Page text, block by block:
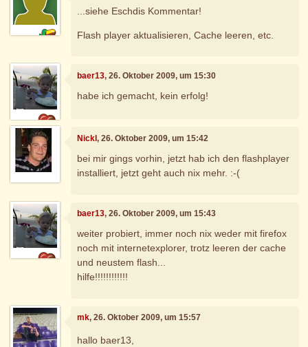
...siehe Eschdis Kommentar!
Flash player aktualisieren, Cache leeren, etc.
baer13, 26. Oktober 2009, um 15:30
habe ich gemacht, kein erfolg!
Nickl, 26. Oktober 2009, um 15:42
bei mir gings vorhin, jetzt hab ich den flashplayer
installiert, jetzt geht auch nix mehr. :-(
baer13, 26. Oktober 2009, um 15:43
weiter probiert, immer noch nix weder mit firefox
noch mit internetexplorer, trotz leeren der cache
und neustem flash...
hilfe!!!!!!!!!!!!
mk, 26. Oktober 2009, um 15:57
hallo baer13,